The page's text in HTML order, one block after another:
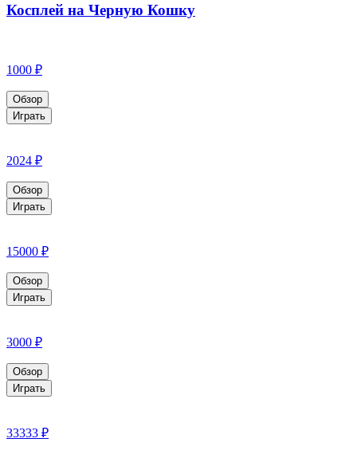
Косплей на Черную Кошку
1000 ₽
Обзор
Играть
2024 ₽
Обзор
Играть
15000 ₽
Обзор
Играть
3000 ₽
Обзор
Играть
33333 ₽